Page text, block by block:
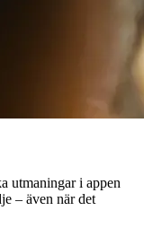
utmaningar i appen
– även när det